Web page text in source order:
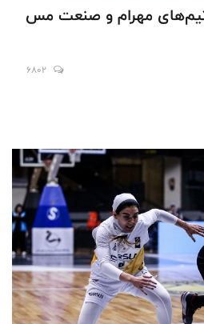
مهرام و صنعت مس
6802